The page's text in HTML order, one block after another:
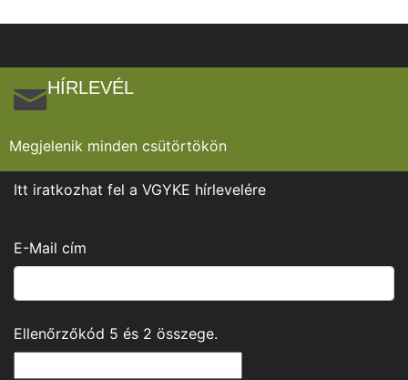
HÍRLEVÉL
Megjelenik minden csütörtökön
Itt iratkozhat fel a VGYKE hírlevelére
E-Mail cím
Ellenőrzőkód 5 és 2 összege.